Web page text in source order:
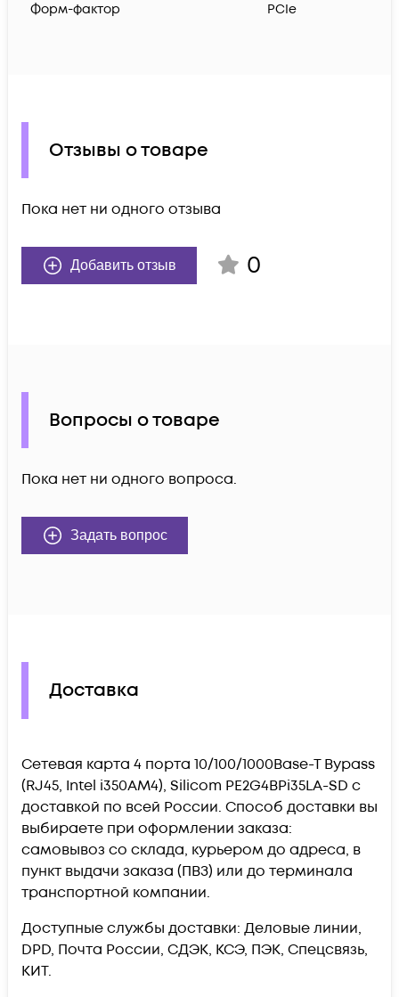
Форм-фактор PCIe
Отзывы о товаре
Пока нет ни одного отзыва
Добавить отзыв 0
Вопросы о товаре
Пока нет ни одного вопроса.
Задать вопрос
Доставка
Сетевая карта 4 порта 10/100/1000Base-T Bypass
(RJ45, Intel i350AM4), Silicom PE2G4BPi35LA-SD c
доставкой по всей России. Способ доставки вы
выбираете при оформлении заказа:
самовывоз со склада, курьером до адреса, в
пункт выдачи заказа (ПВЗ) или до терминала
транспортной компании.
Доступные службы доставки: Деловые линии,
DPD, Почта России, СДЭК, КСЭ, ПЭК, Спецсвязь,
КИТ.